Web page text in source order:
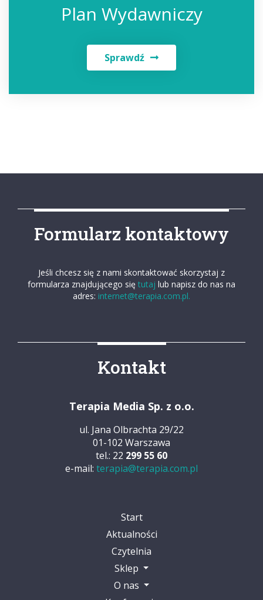
Plan Wydawniczy
Sprawdź
Formularz kontaktowy
Jeśli chcesz się z nami skontaktować skorzystaj z
formularza znajdującego się tutaj lub napisz do nas na
adres: internet@terapia.com.pl.
Kontakt
Terapia Media Sp. z o.o.
ul. Jana Olbrachta 29/22
01-102 Warszawa
tel.: 22 299 55 60
e-mail: terapia@terapia.com.pl
Start
Aktualności
Czytelnia
Sklep
O nas